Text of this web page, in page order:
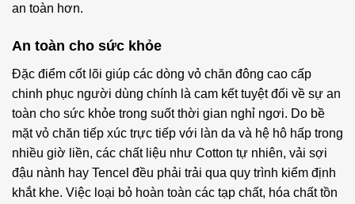
an toàn hơn.
An toàn cho sức khỏe
Đặc điểm cốt lõi giúp các dòng vỏ chăn đông cao cấp
chinh phục người dùng chính là cam kết tuyệt đối về sự an
toàn cho sức khỏe trong suốt thời gian nghỉ ngơi. Do bề
mặt vỏ chăn tiếp xúc trực tiếp với làn da và hệ hô hấp trong
nhiều giờ liền, các chất liệu như Cotton tự nhiên, vải sợi
đậu nành hay Tencel đều phải trải qua quy trình kiểm định
khắt khe. Việc loại bỏ hoàn toàn các tạp chất, hóa chất tồn